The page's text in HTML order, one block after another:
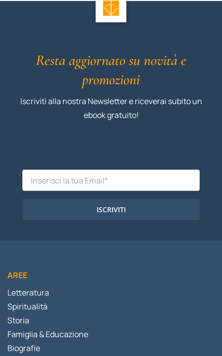
Resta aggiornato su novità e
promozioni
Iscriviti alla nostra Newsletter e riceverai subito un
ebook gratuito!
ISCRIVITI
AREE
Letteratura
Spiritualità
Storia
Famiglia & Educazione
Biografie